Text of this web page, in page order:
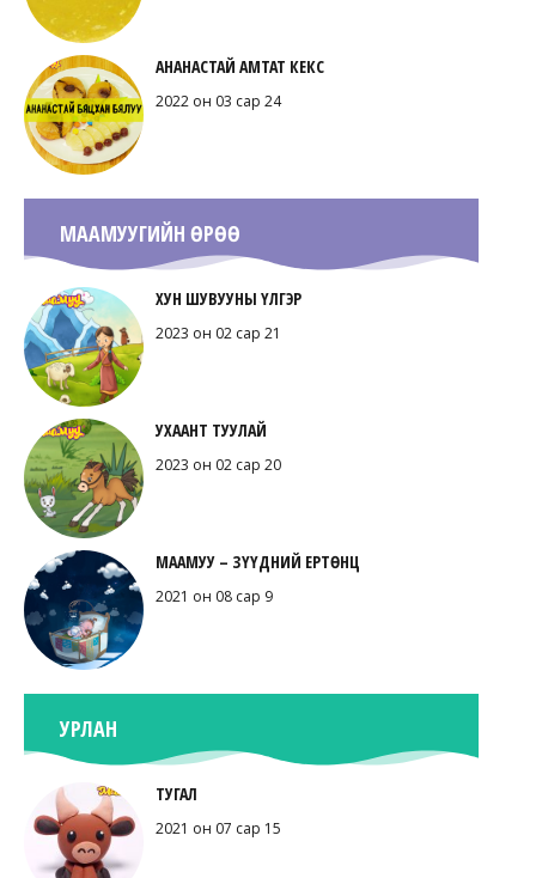
АНАНАСТАЙ АМТАТ КЕКС
2022 он 03 сар 24
МААМУУГИЙН ӨРӨӨ
ХУН ШУВУУНЫ ҮЛГЭР
2023 он 02 сар 21
УХААНТ ТУУЛАЙ
2023 он 02 сар 20
МААМУУ – ЗҮҮДНИЙ ЕРТӨНЦ
2021 он 08 сар 9
УРЛАН
ТУГАЛ
2021 он 07 сар 15